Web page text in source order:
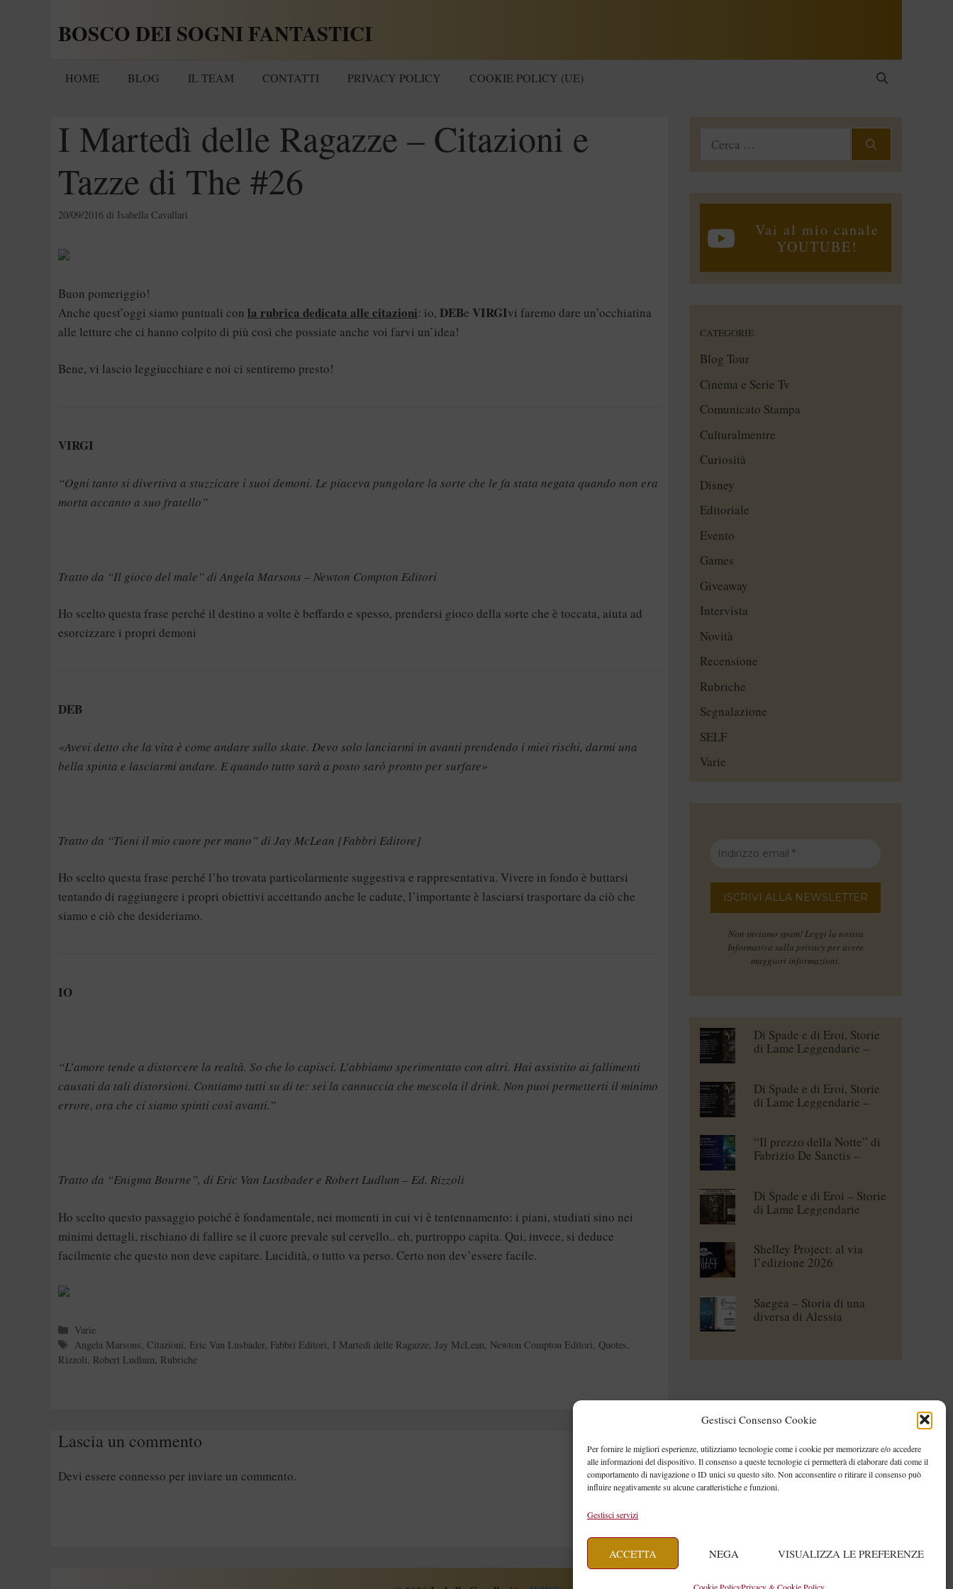
Gestisci Consenso Cookie
Per fornire le migliori esperienze, utilizziamo tecnologie come i cookie per memorizzare e/o accedere
alle informazioni del dispositivo. Il consenso a queste tecnologie ci permetterà di elaborare dati come il
comportamento di navigazione o ID unici su questo sito. Non acconsentire o ritirare il consenso può
influire negativamente su alcune caratteristiche e funzioni.
Gestisci servizi
ACCETTA NEGA VISUALIZZA LE PREFERENZE
BOSCO DEI SOGNI FANTASTICI
HOME BLOG IL TEAM CONTATTI PRIVACY POLICY COOKIE POLICY (UE)
I Martedì delle Ragazze – Citazioni e
Tazze di The #26
20/09/2016 di Isabella Cavallari
Buon pomeriggio!
Anche quest’oggi siamo puntuali con la rubrica dedicata alle citazioni: io, DEBe VIRGIvi faremo dare un’occhiatina
alle letture che ci hanno colpito di più così che possiate anche voi farvi un’idea!
Bene, vi lascio leggiucchiare e noi ci sentiremo presto!
VIRGI
“Ogni tanto si divertiva a stuzzicare i suoi demoni. Le piaceva pungolare la sorte che le fa stata negata quando non era
morta accanto a suo fratello”
Tratto da “Il gioco del male” di Angela Marsons – Newton Compton Editori
Ho scelto questa frase perché il destino a volte è beffardo e spesso, prendersi gioco della sorte che è toccata, aiuta ad
esorcizzare i propri demoni
DEB
«Avevi detto che la vita è come andare sullo skate. Devo solo lanciarmi in avanti prendendo i miei rischi, darmi una
bella spinta e lasciarmi andare. E quando tutto sarà a posto sarò pronto per surfare»
Tratto da “Tieni il mio cuore per mano” di Jay McLean [Fabbri Editore]
Ho scelto questa frase perché l’ho trovata particolarmente suggestiva e rappresentativa. Vivere in fondo è buttarsi
tentando di raggiungere i propri obiettivi accettando anche le cadute, l’importante è lasciarsi trasportare da ciò che
siamo e ciò che desideriamo.
IO
“L’amore tende a distorcere la realtà. So che lo capisci. L’abbiamo sperimentato con altri. Hai assistito ai fallimenti
causati da tali distorsioni. Contiamo tutti su di te: sei la cannuccia che mescola il drink. Non puoi permetterti il minimo
errore, ora che ci siamo spinti così avanti.”
Tratto da “Enigma Bourne”, di Eric Van Lustbader e Robert Ludlum – Ed. Rizzoli
Ho scelto questo passaggio poiché è fondamentale, nei momenti in cui vi è tentennamento: i piani, studiati sino nei
minimi dettagli, rischiano di fallire se il cuore prevale sul cervello.. eh, purtroppo capita. Qui, invece, si deduce
facilmente che questo non deve capitare. Lucidità, o tutto va perso. Certo non dev’essere facile.
Categorie
Varie
Tag
Angela Marsons,Citazioni, Eric Van Lusbader, Fabbri Editori, I Martedì delle Ragazze,Jay McLean, Newton Compton Editori, Quotes,
Rizzoli, Robert Ludlum, Rubriche
Lascia un commento
Devi essere connesso per inviare un commento.
Ricerca
Vai al mio canale
YOUTUBE!
CATEGORIE
Blog Tour
Cinema e Serie Tv
Comunicato Stampa
Culturalmentre
Curiosità
Disney
Editoriale
Evento
Games
Giveaway
Intervista
Novità
Recensione
Rubriche
Segnalazione
SELF
Varie
Non inviamo spam! Leggi la nostra
Informativa sulla privacy per avere
maggiori informazioni.
Di Spade e di Eroi, Storie
di Lame Leggendarie –
Di Spade e di Eroi, Storie
di Lame Leggendarie –
“Il prezzo della Notte” di
Fabrizio De Sanctis –
Di Spade e di Eroi – Storie
di Lame Leggendarie
Shelley Project: al via
l’edizione 2026
Saegea – Storia di una
diversa di Alessia